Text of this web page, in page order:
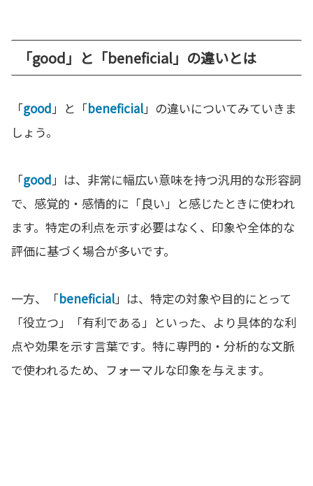
「good」と「beneficial」の違いとは
「good」と「beneficial」の違いについてみていきま
しょう。
「good」は、非常に幅広い意味を持つ汎用的な形容詞
で、感覚的・感情的に「良い」と感じたときに使われ
ます。特定の利点を示す必要はなく、印象や全体的な
評価に基づく場合が多いです。
一方、「beneficial」は、特定の対象や目的にとって
「役立つ」「有利である」といった、より具体的な利
点や効果を示す言葉です。特に専門的・分析的な文脈
で使われるため、フォーマルな印象を与えます。